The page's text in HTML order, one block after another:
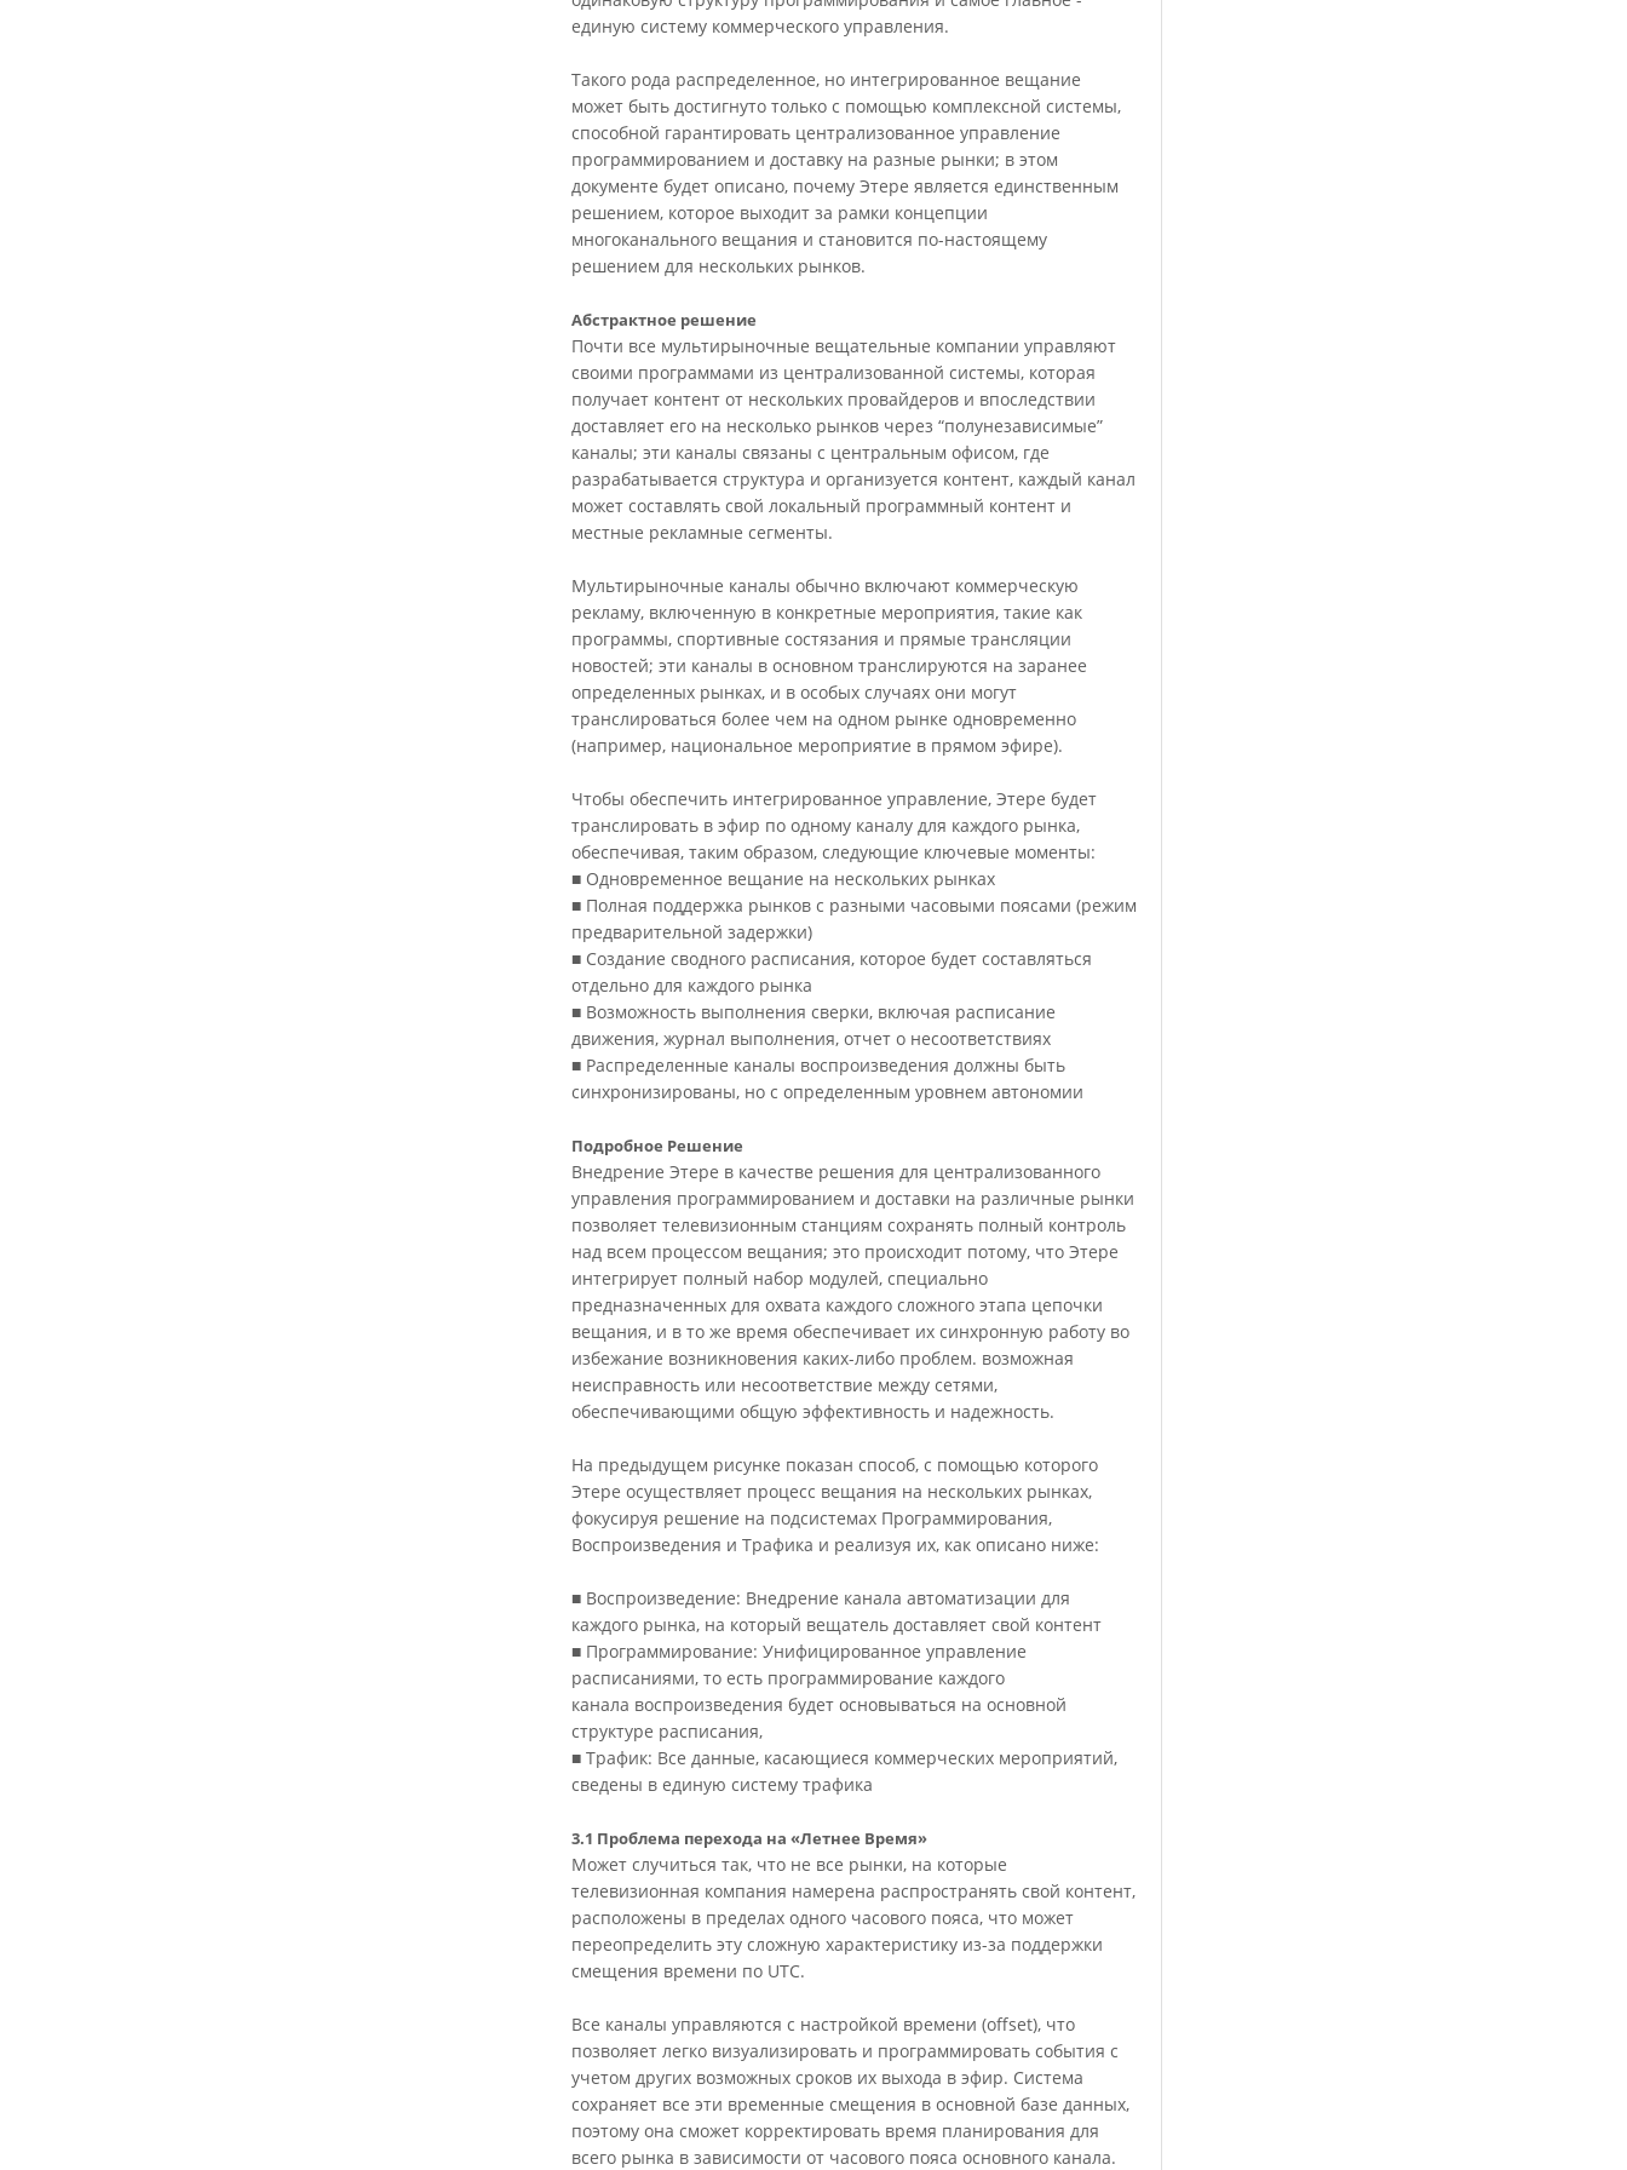
единую систему коммерческого управления.
Такого рода распределенное, но интегрированное вещание
может быть достигнуто только с помощью комплексной системы,
способной гарантировать централизованное управление
программированием и доставку на разные рынки; в этом
документе будет описано, почему Этере является единственным
решением, которое выходит за рамки концепции
многоканального вещания и становится по-настоящему
решением для нескольких рынков.
Абстрактное решение
Почти все мультирыночные вещательные компании управляют
своими программами из централизованной системы, которая
получает контент от нескольких провайдеров и впоследствии
доставляет его на несколько рынков через “полунезависимые”
каналы; эти каналы связаны с центральным офисом, где
разрабатывается структура и организуется контент, каждый канал
может составлять свой локальный программный контент и
местные рекламные сегменты.
Мультирыночные каналы обычно включают коммерческую
рекламу, включенную в конкретные мероприятия, такие как
программы, спортивные состязания и прямые трансляции
новостей; эти каналы в основном транслируются на заранее
определенных рынках, и в особых случаях они могут
транслироваться более чем на одном рынке одновременно
(например, национальное мероприятие в прямом эфире).
Чтобы обеспечить интегрированное управление, Этере будет
транслировать в эфир по одному каналу для каждого рынка,
обеспечивая, таким образом, следующие ключевые моменты:
■ Одновременное вещание на нескольких рынках
■ Полная поддержка рынков с разными часовыми поясами (режим
предварительной задержки)
■ Создание сводного расписания, которое будет составляться
отдельно для каждого рынка
■ Возможность выполнения сверки, включая расписание
движения, журнал выполнения, отчет о несоответствиях
■ Распределенные каналы воспроизведения должны быть
синхронизированы, но с определенным уровнем автономии
Подробное Решение
Внедрение Этере в качестве решения для централизованного
управления программированием и доставки на различные рынки
позволяет телевизионным станциям сохранять полный контроль
над всем процессом вещания; это происходит потому, что Этере
интегрирует полный набор модулей, специально
предназначенных для охвата каждого сложного этапа цепочки
вещания, и в то же время обеспечивает их синхронную работу во
избежание возникновения каких-либо проблем. возможная
неисправность или несоответствие между сетями,
обеспечивающими общую эффективность и надежность.
На предыдущем рисунке показан способ, с помощью которого
Этере осуществляет процесс вещания на нескольких рынках,
фокусируя решение на подсистемах Программирования,
Воспроизведения и Трафика и реализуя их, как описано ниже:
■ Воспроизведение: Внедрение канала автоматизации для
каждого рынка, на который вещатель доставляет свой контент
■ Программирование: Унифицированное управление
расписаниями, то есть программирование каждого
канала воспроизведения будет основываться на основной
структуре расписания,
■ Трафик: Все данные, касающиеся коммерческих мероприятий,
сведены в единую систему трафика
3.1 Проблема перехода на «Летнее Время»
Может случиться так, что не все рынки, на которые
телевизионная компания намерена распространять свой контент,
расположены в пределах одного часового пояса, что может
переопределить эту сложную характеристику из-за поддержки
смещения времени по UTC.
Все каналы управляются с настройкой времени (offset), что
позволяет легко визуализировать и программировать события с
учетом других возможных сроков их выхода в эфир. Система
сохраняет все эти временные смещения в основной базе данных,
поэтому она сможет корректировать время планирования для
всего рынка в зависимости от часового пояса основного канала.